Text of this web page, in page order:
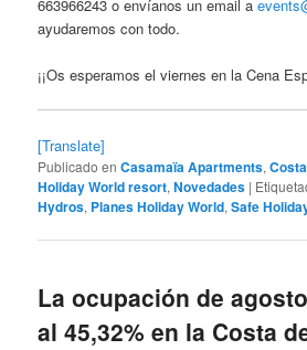
663966243 o envíanos un email a
ayudaremos con todo.
¡¡Os esperamos el viernes en la Cena
[Translate]
Publicado en Casamaïa Apartments,
Holiday World resort,Novedades |
Hydros, Planes Holiday World,Safe
La ocupación de
al 45,32% en la Costa